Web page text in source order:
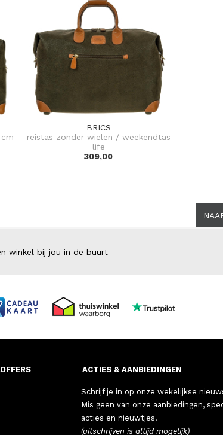
BRICS
reistas zonder wielen / weekendtas
life
309,00
winkel bij jou in de buurt
ACTIES & AANBIEDINGEN
Schrijf je in op onze wekelijkse
Mis geen van onze aanbiedingen,
acties en nieuwtjes.
(uitschrijven is altijd mogelijk)